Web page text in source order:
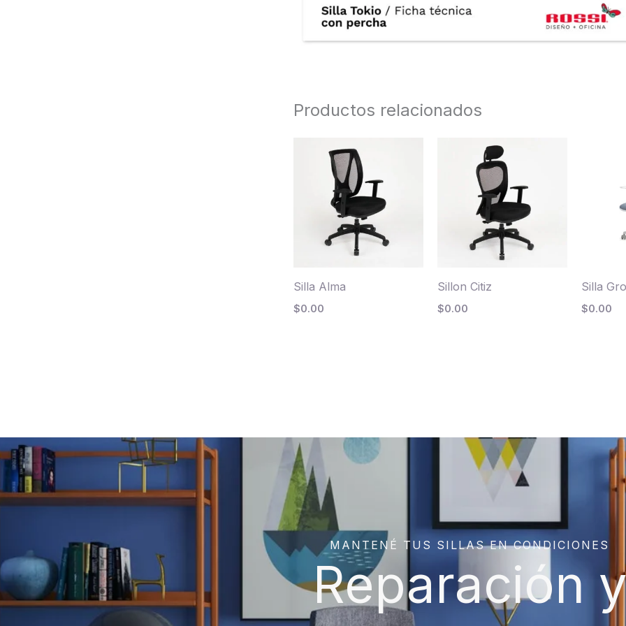
Productos relacionados
Silla Alma
$0.00
Sillon Citiz
$0.00
Silla
$0.00
MANTENÉ TUS SILLAS EN CONDICIONES
Reparación y